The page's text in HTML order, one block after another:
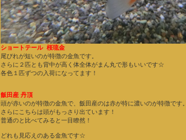
ショートテール 桜琉金
尾びれが短いのが特徴の金魚です。
さらに２匹とも背中が高く体全体がまん丸で形もいいです☆
各色１匹ずつの入荷になってます！
飯田産 丹頂
頭が赤いのが特徴の金魚で、飯田産のは赤が特に濃いのが特徴です。
さらにこちらは頭がもっさり出ています！
普通のと比べてみると一目瞭然！
どれも見応えのある金魚です☆